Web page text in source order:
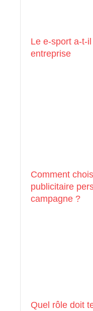
Le e-sport a-t-
entreprise
Comment
publicitaire
campagne ?
Quel rôle doit